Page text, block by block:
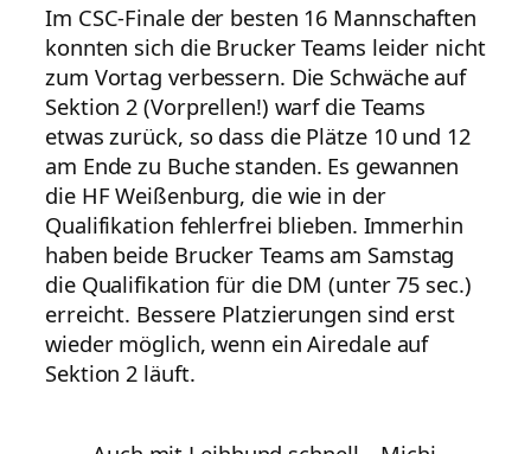
Im CSC-Finale der besten 16 Mannschaften
konnten sich die Brucker Teams leider nicht
zum Vortag verbessern. Die Schwäche auf
Sektion 2 (Vorprellen!) warf die Teams
etwas zurück, so dass die Plätze 10 und 12
am Ende zu Buche standen. Es gewannen
die HF Weißenburg, die wie in der
Qualifikation fehlerfrei blieben. Immerhin
haben beide Brucker Teams am Samstag
die Qualifikation für die DM (unter 75 sec.)
erreicht. Bessere Platzierungen sind erst
wieder möglich, wenn ein Airedale auf
Sektion 2 läuft.